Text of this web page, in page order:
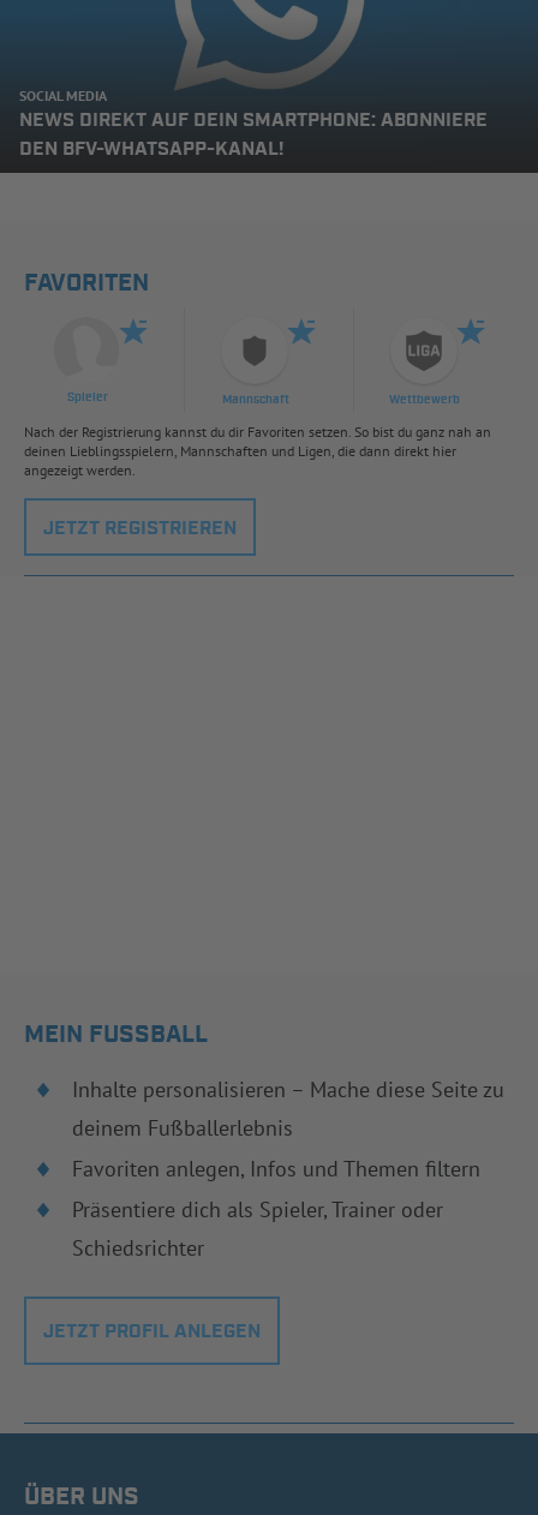
SOCIAL MEDIA
NEWS DIREKT AUF DEIN SMARTPHONE: ABONNIERE
DEN BFV-WHATSAPP-KANAL!
FAVORITEN
Spieler Mannschaft Wettbewerb
Nach der Registrierung kannst du dir Favoriten setzen. So bist du ganz nah an
deinen Lieblingsspielern, Mannschaften und Ligen, die dann direkt hier
angezeigt werden.
JETZT REGISTRIEREN
MEIN FUSSBALL
Inhalte personalisieren – Mache diese Seite zu
deinem Fußballerlebnis
Favoriten anlegen, Infos und Themen filtern
Präsentiere dich als Spieler, Trainer oder
Schiedsrichter
JETZT PROFIL ANLEGEN
ÜBER UNS